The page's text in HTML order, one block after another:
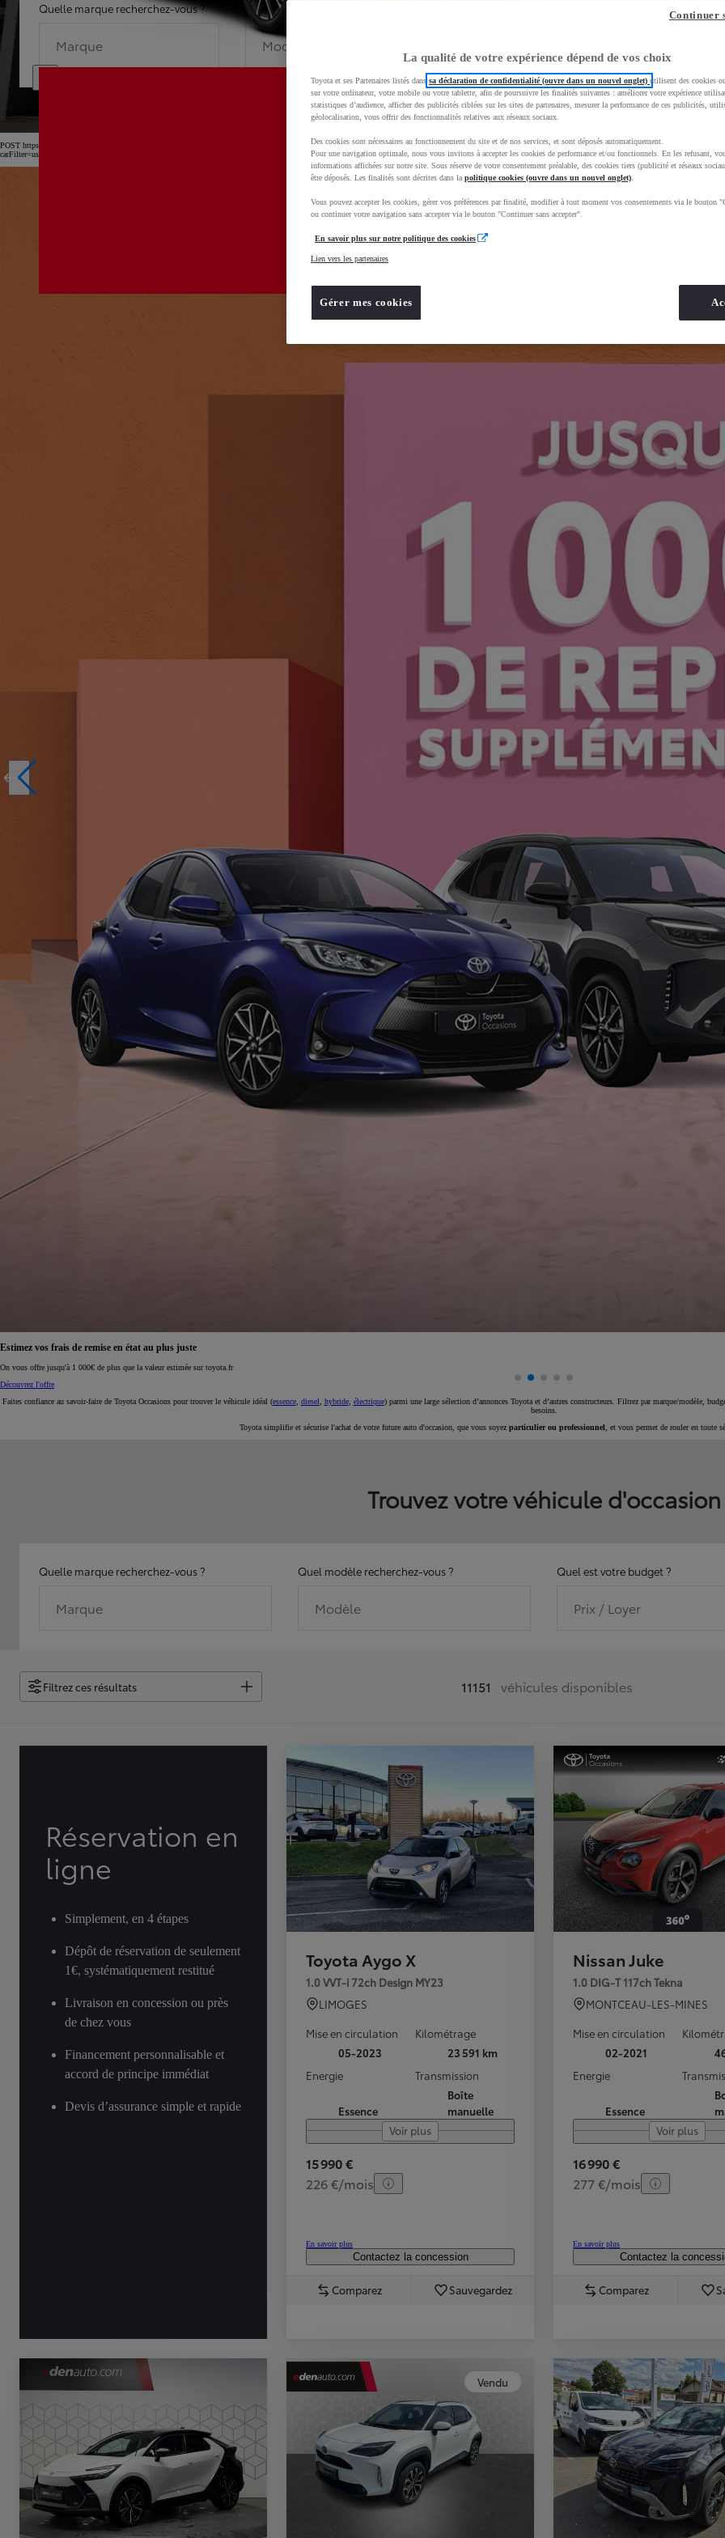
Nouvelle Yaris Cross
Disponible prochainement
TOYOTA C-HR
HYBRIDE OU HYBRIDE RECHARGEABLE
Quelle marque recherchez-vous ?
Marque
Quel modèle recherchez-vous ?
Modèle
Dans quelle
POST https://usc-webcomponents.toyota-europe.com/v1/car-filter-header/fr/fr?
Estimez vos frais de remise en état au plus juste
On vous offre jusqu'à 1 000€ de plus que la valeur estimée sur toyota.fr
Découvrez l'offre
Faites confiance au savoir-faire de Toyota Occasions pour trouver le véhicule idéal (essence, diesel hybride, électrique) parmi une large sélection d’annonces Toyota et d’autres constructeurs. Filtrez par marque/modèle,
besoins.
Toyota simplifie et sécurise l'achat de votre future auto d'occasion, que vous soyez particulier ou professionnel , et vous permet de rouler en toute
Trouvez votre véhicule d'occasion
Quelle marque recherchez-vous ?
Marque
Quel modèle recherchez-vous ?
Modèle
Quel est votre budget ?
Prix / Loyer
Filtrez ces résultats 11151 véhicules disponibles
Réservation en
ligne
Simplement, en 4 étapes
Dépôt de réservation de seulement
1€, systématiquement restitué
Livraison en concession ou près
de chez vous
Financement personnalisable et
accord de principe immédiat
Devis d’assurance simple et rapide
Toyota Aygo X
1.0 VVT-i 72ch Design MY23
LIMOGES
Mise en circulation
05-2023
Kilométrage
23 591 km
Energie
Essence
Transmission
Boîte
manuelle
Voir plus
15 990 €
226 €/mois
En savoir plus
Contactez la concession
Comparez Sauvegardez
Nissan Juke
1.0 DIG-T 117ch Tekna
MONTCEAU-LES-MINES
Mise en circulation
02-2021
Energie
Essence
Voir plus
16 990 €
277 €/mois
En savoir plus
Contactez la
Comparez
Vendu
La qualité de votre expérience dépend de vos choix
Toyota et ses Partenaires listés dans sa déclaration de confidentialité (ouvre dans un nouvel onglet) utilisent des cookies
sur votre ordinateur, votre mobile ou votre tablette, afin de poursuivre les finalités suivantes : améliorer votre expérience
statistiques d’audience, afficher des publicités ciblées sur les sites de partenaires, mesurer la performance de ces publicités,
géolocalisation, vous offrir des fonctionnalités relatives aux réseaux sociaux.
Des cookies sont nécessaires au fonctionnement du site et de nos services, et sont déposés automatiquement.
Pour une navigation optimale, nous vous invitons à accepter les cookies de performance et/ou fonctionnels. En les refusant,
informations affichées sur notre site. Sous réserve de votre consentement préalable, des cookies tiers (publicité et réseaux
être déposés. Les finalités sont décrites dans la politique cookies (ouvre dans un nouvel onglet)
Vous pouvez accepter les cookies, gérer vos préférences par finalité, modifier à tout moment vos consentements via le bouton
ou continuer votre navigation sans accepter via le bouton "Continuer sans accepter".
En savoir plus sur notre politique des cookies
Lien vers les partenaires
Gérer mes cookies
Continuer